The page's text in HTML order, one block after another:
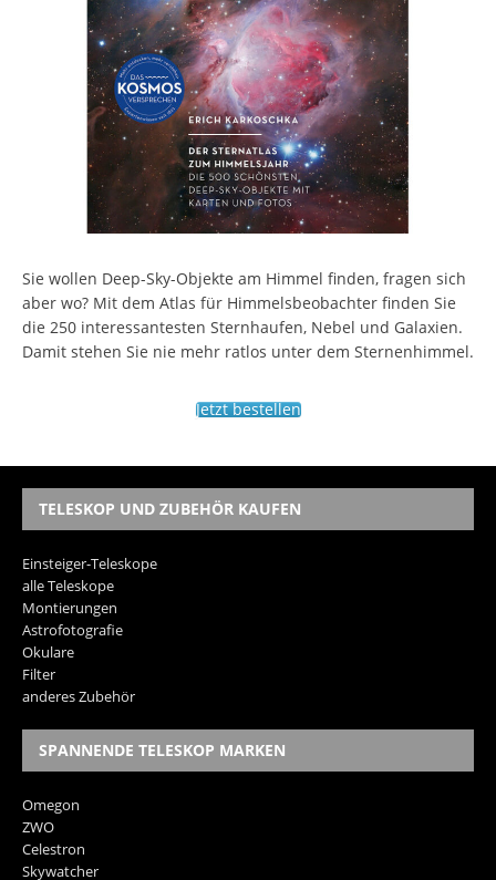
Sie wollen Deep-Sky-Objekte am Himmel finden, fragen sich
aber wo? Mit dem Atlas für Himmelsbeobachter finden Sie
die 250 interessantesten Sternhaufen, Nebel und Galaxien.
Damit stehen Sie nie mehr ratlos unter dem Sternenhimmel.
Jetzt bestellen
TELESKOP UND ZUBEHÖR KAUFEN
Einsteiger-Teleskope
alle Teleskope
Montierungen
Astrofotografie
Okulare
Filter
anderes Zubehör
SPANNENDE TELESKOP MARKEN
Omegon
ZWO
Celestron
Skywatcher